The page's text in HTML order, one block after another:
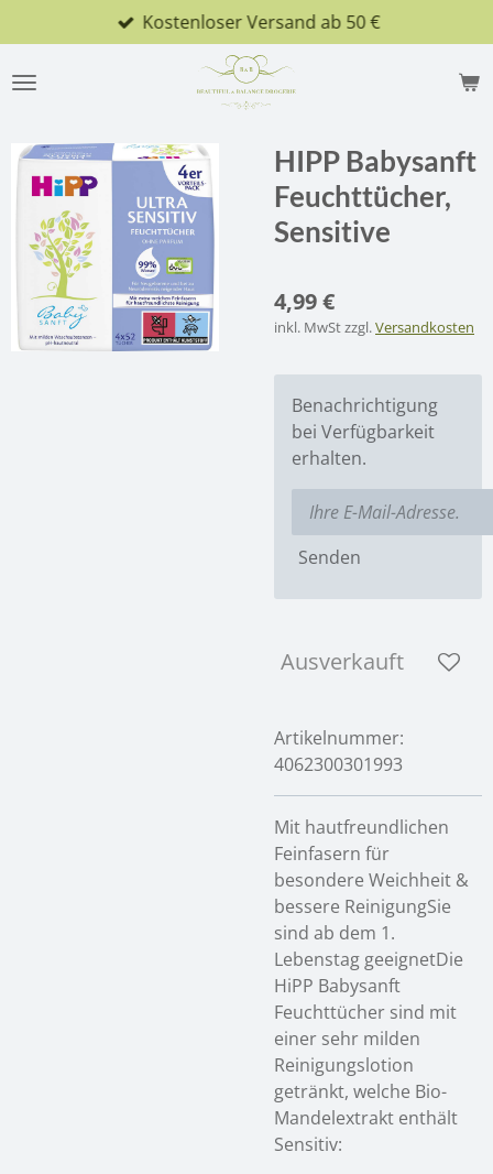
Hauptinhalt
springen
Kostenloser Versand ab 50 €
HIPP Babysanft
Feuchttücher,
Sensitive
4,99 €
inkl. MwSt zzgl.Versandkosten
Benachrichtigung
bei Verfügbarkeit
erhalten.
Senden
Ausverkauft
Artikelnummer:
4062300301993
Mit hautfreundlichen
Feinfasern für
besondere Weichheit &
bessere ReinigungSie
sind ab dem 1.
Lebenstag geeignetDie
HiPP Babysanft
Feuchttücher sind mit
einer sehr milden
Reinigungslotion
getränkt, welche Bio-
Mandelextrakt enthält
Sensitiv: